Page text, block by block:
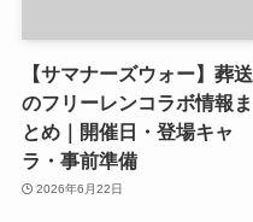
【サマナーズウォー】葬送
のフリーレンコラボ情報ま
とめ｜開催日・登場キャ
ラ・事前準備
2026年6月22日